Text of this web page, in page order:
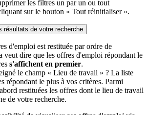
les filtres un par un ou tout
sur le bouton « Tout réinitialiser ».
résultats de votre recherche
d'emploi est restituée par ordre de
veut dire que les offres d'emploi répondant le
s'affichent en premier.
le champ « Lieu de travail » ? La liste
répondant le plus à vos critères. Parmi
restituées les offres dont le lieu de travail
de votre recherche.